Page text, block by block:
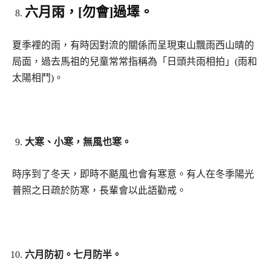
六月雨，[勿會]過墿。
夏季裡的雨，有時因對流的關係而呈現東山飄雨西山晴的
局面，過去馬祖的兒童常常指稱為「日頭共雨相拍」(雨和
太陽相鬥)。
大寒、小寒，無風也寒。
時序到了冬天，即時不颳風也會有寒意。有人在冬季陽光
普照之日疏於防寒，長輩會以此語勸戒。
六月防初。七月防半。